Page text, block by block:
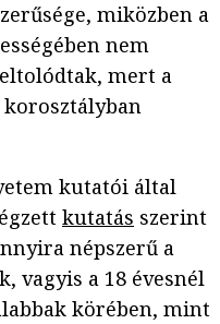
miközben a
nem
mert a
kutatói által
kutatás szerint
népszerű a
vagyis a 18 évesnél
körében, mint